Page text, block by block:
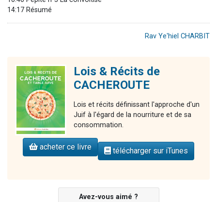
14:17 Résumé
Rav Ye'hiel CHARBIT
Lois & Récits de
CACHEROUTE
Lois et récits définissant l'approche d'un
Juif à l'égard de la nourriture et de sa
consommation.
acheter ce livre télécharger sur iTunes
Avez-vous aimé ?